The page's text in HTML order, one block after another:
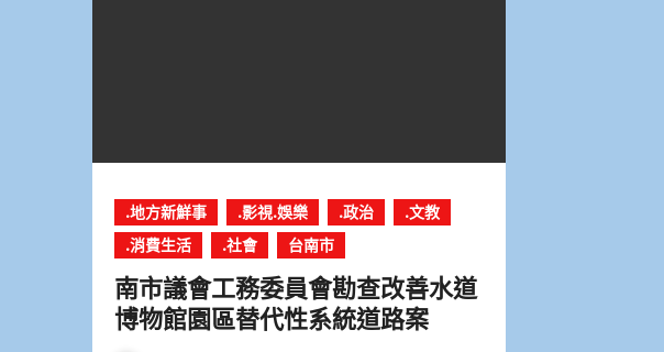
.地方新鮮事 .影視.娛樂 .政治
.文教
.消費生活
.社會 台南市
南市議會工務委員會勘查改善水道
博物館園區替代性系統道路案